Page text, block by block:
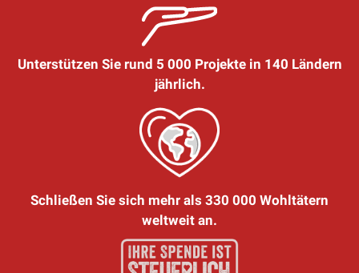
Unterstützen Sie rund 5 000 Projekte in 140 Ländern
jährlich.
Schließen Sie sich mehr als 330 000 Wohltätern
weltweit an.